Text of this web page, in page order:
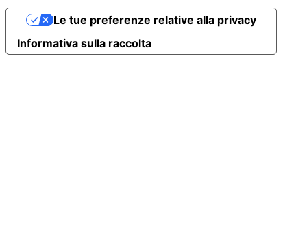
Informativa sulla raccolta
Le tue preferenze relative alla privacy